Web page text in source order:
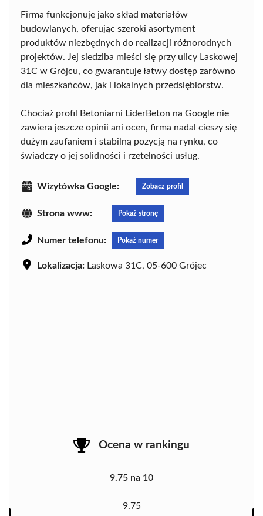
Firma funkcjonuje jako skład materiałów
budowlanych, oferując szeroki asortyment
produktów niezbędnych do realizacji różnorodnych
projektów. Jej siedziba mieści się przy ulicy Laskowej
31C w Grójcu, co gwarantuje łatwy dostęp zarówno
dla mieszkańców, jak i lokalnych przedsiębiorstw.
Chociaż profil Betoniarni LiderBeton na Google nie
zawiera jeszcze opinii ani ocen, firma nadal cieszy się
dużym zaufaniem i stabilną pozycją na rynku, co
świadczy o jej solidności i rzetelności usług.
Wizytówka Google: Zobacz profil
Strona www: Pokaż stronę
Numer telefonu: Pokaż numer
Lokalizacja: Laskowa 31C, 05-600 Grójec
Ocena w rankingu
9.75 na 10
9.75